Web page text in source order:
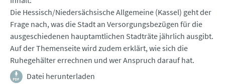
Die Hessisch/Niedersächsische Allgemeine (Kassel) geht der
Frage nach, was die Stadt an Versorgungsbezügen für die
ausgeschiedenen hauptamtlichen Stadträte jährlich ausgibt.
Auf der Themenseite wird zudem erklärt, wie sich die
Ruhegehälter errechnen und wer Anspruch darauf hat.
Datei herunterladen